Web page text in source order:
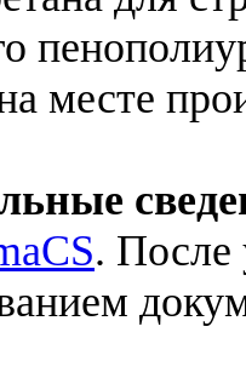
месте
. После